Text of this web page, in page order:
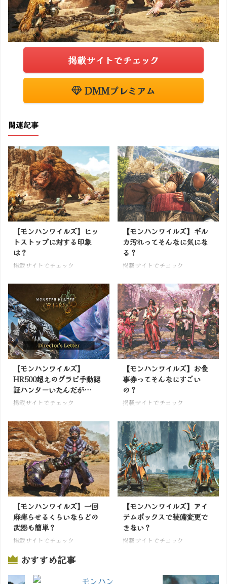
掲載サイトでチェック
DMMプレミアム
関連記事
【モンハンワイルズ】ヒッ
トストップに対する印象
は？
掲載サイトでチェック
【モンハンワイルズ】ギル
カ汚れってそんなに気にな
る？
掲載サイトでチェック
【モンハンワイルズ】
HR500超えのグラビ手動認
証ハンターいたんだが…
掲載サイトでチェック
【モンハンワイルズ】お食
事券ってそんなにすごい
の？
掲載サイトでチェック
【モンハンワイルズ】一回
麻痺らせるくらいならどの
武器も簡単？
掲載サイトでチェック
【モンハンワイルズ】アイ
テムボックスで装備変更で
きない？
掲載サイトでチェック
おすすめ記事